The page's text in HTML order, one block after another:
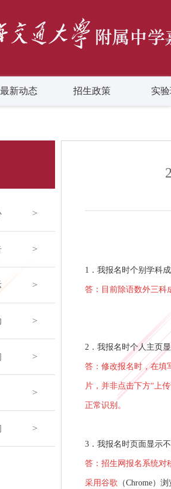
最新动态 招生政策 实
>
>
>
>
>
>
>
1．我报名时个别学科
答：目前除语数外三科
2．我报名时个人主页
答：修改报名时，在填
片，并非点击下方“上
正常识别。
3．我报名时页面显示
答：招生网报名系统对
采用谷歌 （Chrome）